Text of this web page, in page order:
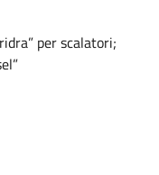
per scalatori;